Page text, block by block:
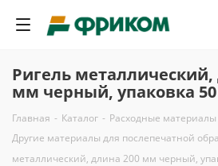
Ригель металлический,
мм черный, упаковка
Главная - Каталог - Расходные материалы
Другие материалы для послепечатной
металлический, длина 200 мм черный,